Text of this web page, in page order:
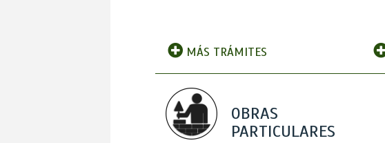
MÁS TRÁMITES
OBRAS
PARTICULARES